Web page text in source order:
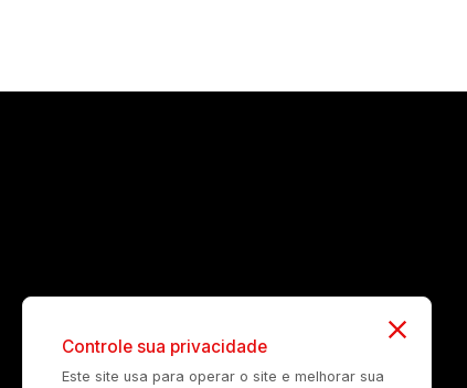
Controle sua privacidade
Este site usa para operar o site e melhorar sua